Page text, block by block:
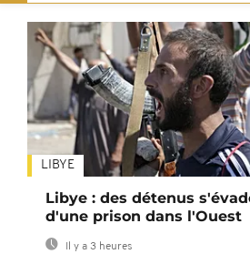
LIBYE
Libye : des détenus
d'une prison dans l'Ouest
Il y a 3 heures